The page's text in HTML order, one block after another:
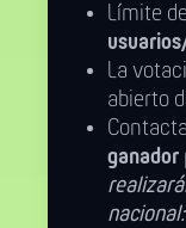
Límite
La
abierto
ganador